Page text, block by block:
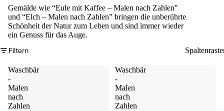
Gemälde wie “Eule mit Kaffee – Malen nach Zahlen"
und “Elch – Malen nach Zahlen” bringen die unberührte
Schönheit der Natur zum Leben und sind immer wieder
ein Genuss für das Auge.
Filtern
Waschbär
-
Malen
nach
Zahlen
Waschbär
-
Malen
nach
Zahlen